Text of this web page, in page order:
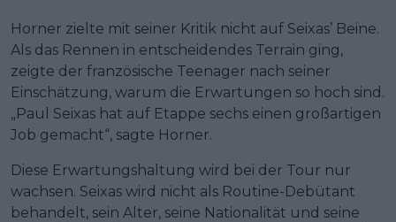
Horner zielte mit seiner Kritik nicht auf Seixas’ Beine.
Als das Rennen in entscheidendes Terrain ging,
zeigte der französische Teenager nach seiner
Einschätzung, warum die Erwartungen so hoch sind.
„Paul Seixas hat auf Etappe sechs einen großartigen
Job gemacht“, sagte Horner.
Diese Erwartungshaltung wird bei der Tour nur
wachsen. Seixas wird nicht als Routine-Debütant
behandelt, sein Alter, seine Nationalität und seine